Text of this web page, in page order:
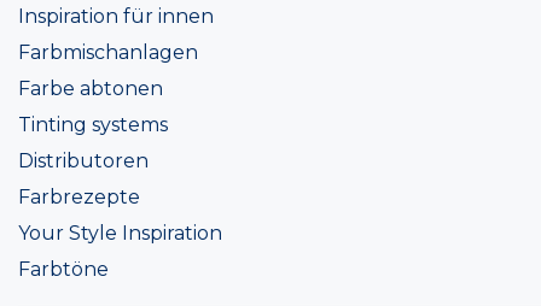
Inspiration für innen
Farbmischanlagen
Farbe abtonen
Tinting systems
Distributoren
Farbrezepte
Your Style Inspiration
Farbtöne